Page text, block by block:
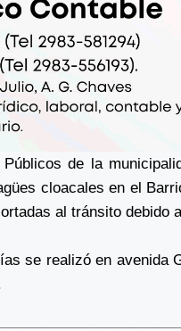
de la
cloacales en el
al tránsito debido
se realizó en avenida